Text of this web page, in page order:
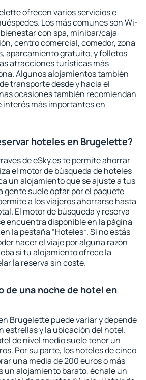
ofrecen varios servicios e
Los más comunes son Wi-
con spa, minibar/caja
centro comercial, comedor, zona
aparcamiento gratuito, y folletos
atracciones turísticas más
Algunos alojamientos también
transporte desde y hacia el
ocasiones también recomiendan
interés más importantes en
hoteles en Brugelette?
de eSky.es te permite ahorrar
el motor de búsqueda de hoteles
un alojamiento que se ajuste a tus
gente suele optar por el paquete
a los viajeros ahorrarse hasta
El motor de búsqueda y reserva
encuentra disponible en la página
la pestaña “Hoteles“. Si no estás
hacer el viaje por alguna razón
si tu alojamiento ofrece la
la reserva sin coste.
de una noche de hotel en
Brugelette puede variar y depende
estrellas y la ubicación del hotel.
de nivel medio suele tener un
Por su parte, los hoteles de cinco
una media de 200 euros o más
un alojamiento barato, échale un